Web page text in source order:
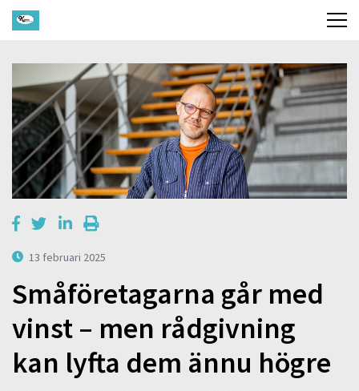
13 februari 2025
Småföretagarna går med
vinst – men rådgivning
kan lyfta dem ännu högre